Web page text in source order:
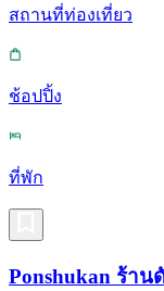
สถานที่ท่องเที่ยว
ช้อปปิ้ง
ที่พัก
Ponshukan ร้าน